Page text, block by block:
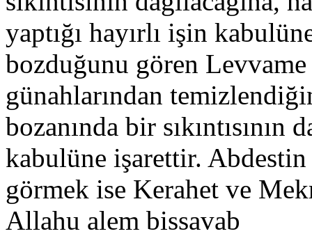
yaptığı hayırlı işin
bozduğunu gören
günahlarından
bozanında bir sıkıntısının
kabulüne işarettir.
görmek ise Kerahet ve
Allahu alem bissavab